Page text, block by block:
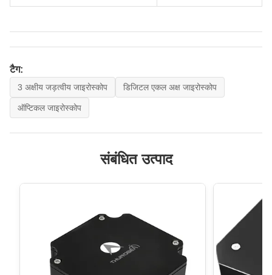
टैग:
3 अक्षीय जड़त्वीय जाइरोस्कोप डिजिटल एकल अक्ष जाइरोस्कोप
ऑप्टिकल जाइरोस्कोप
संबंधित उत्पाद